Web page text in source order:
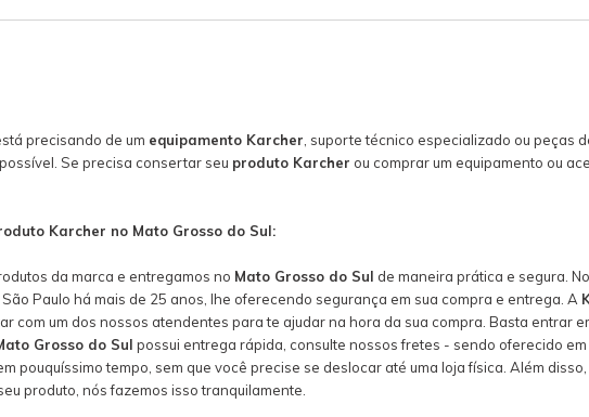
precisando de um equipamento Karcher, suporte técnico especializado ou peças
Se precisa consertar seu produto Karcher ou comprar um equipamento ou
Karcher no Mato Grosso do Sul:
da marca e entregamos no Mato Grosso do Sul de maneira prática e segura.
Paulo há mais de 25 anos, lhe oferecendo segurança em sua compra e entrega. A
com um dos nossos atendentes para te ajudar na hora da sua compra. Basta entrar
Grosso do Sul possui entrega rápida, consulte nossos fretes - sendo oferecido
pouquíssimo tempo, sem que você precise se deslocar até uma loja física. Além
produto, nós fazemos isso tranquilamente.